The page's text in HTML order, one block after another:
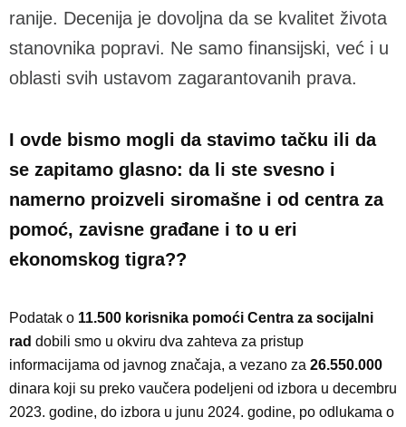
ranije. Decenija je dovoljna da se kvalitet života
stanovnika popravi. Ne samo finansijski, već i u
oblasti svih ustavom zagarantovanih prava.
I ovde bismo mogli da stavimo tačku ili da
se zapitamo glasno: da li ste svesno i
namerno proizveli siromašne i od centra za
pomoć, zavisne građane i to u eri
ekonomskog tigra??
Podatak o 11.500 korisnika pomoći Centra za socijalni
rad dobili smo u okviru dva zahteva za pristup
informacijama od javnog značaja, a vezano za 26.550.000
dinara koji su preko vaučera podeljeni od izbora u decembru
2023. godine, do izbora u junu 2024. godine, po odlukama o